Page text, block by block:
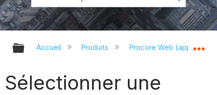
Développer/réduire la hiérarchie
Accueil Produits Procore Web
Sélectionner une